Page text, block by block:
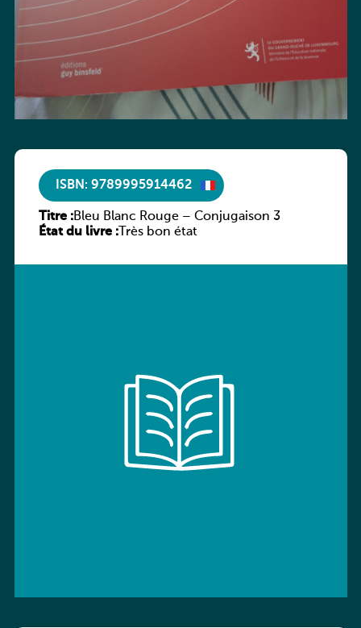
ISBN: 9789995914462
Titre :Bleu Blanc Rouge – Conjugaison 3
État du livre :Très bon état